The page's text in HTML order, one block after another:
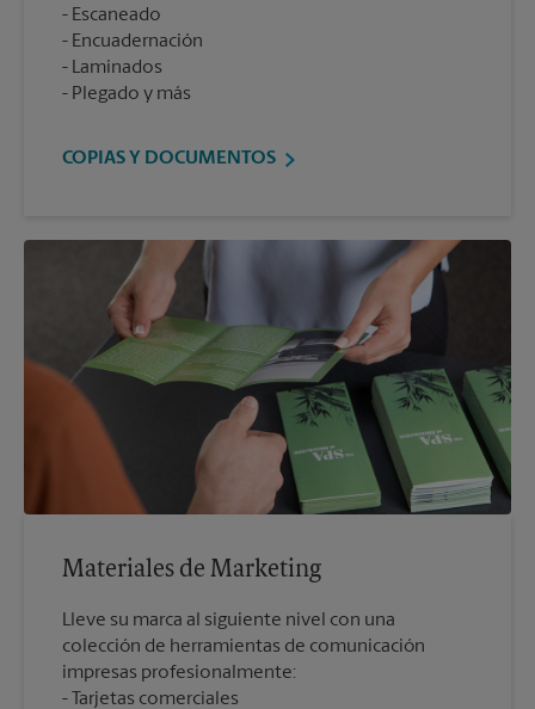
Escaneado
Encuadernación
Laminados
Plegado y más
COPIAS Y DOCUMENTOS
Materiales de Marketing
Lleve su marca al siguiente nivel con una
colección de herramientas de comunicación
impresas profesionalmente:
Tarjetas comerciales